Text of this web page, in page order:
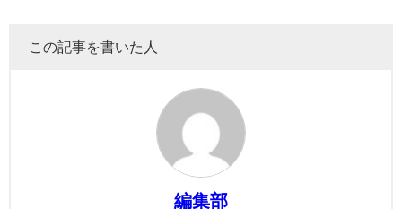
この記事を書いた人
編集部